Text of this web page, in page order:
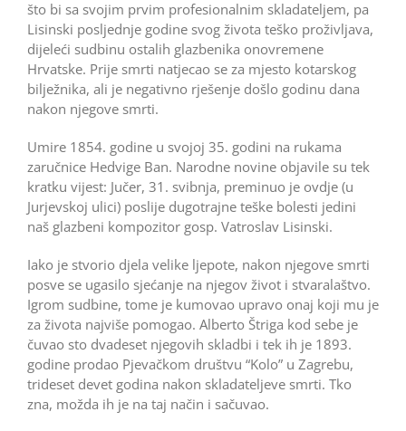
što bi sa svojim prvim profesionalnim skladateljem, pa
Lisinski posljednje godine svog života teško proživljava,
dijeleći sudbinu ostalih glazbenika onovremene
Hrvatske. Prije smrti natjecao se za mjesto kotarskog
bilježnika, ali je negativno rješenje došlo godinu dana
nakon njegove smrti.
Umire 1854. godine u svojoj 35. godini na rukama
zaručnice Hedvige Ban. Narodne novine ­objavile su tek
kratku vijest: Jučer, 31. svibnja, preminuo je ovdje (u
Jurjevskoj ulici) poslije dugotrajne teške bolesti jedini
naš glazbeni kompozitor gosp. Vatroslav Lisinski.
Iako je stvorio djela velike ljepote, nakon njegove smrti
posve se ugasilo sjećanje na njegov život i stvaralaštvo.
Igrom sudbine, tome je kumovao upravo onaj koji mu je
za života najviše pomogao. Alberto Štriga kod sebe je
čuvao sto dvadeset njegovih skladbi i tek ih je 1893.
godine prodao Pjevačkom društvu “Kolo” u Zagrebu,
trideset devet godina nakon skladateljeve smrti. Tko
zna, možda ih je na taj način i sačuvao.